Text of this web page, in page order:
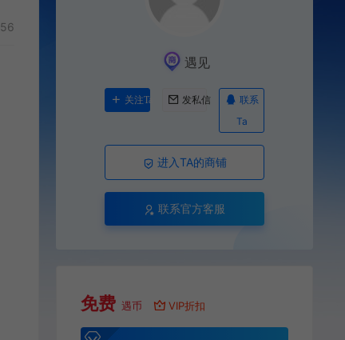
56
遇见
关注Ta 发私信
联系
Ta
进入TA的商铺
联系官方客服
免费 遇币 VIP折扣